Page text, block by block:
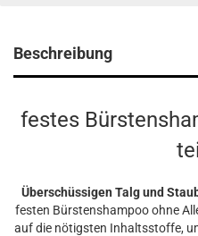
Beschreibung
festes
Überschüssigen Talg und
festen Bürstenshampoo ohne
auf die nötigsten Inhaltsstoffe,